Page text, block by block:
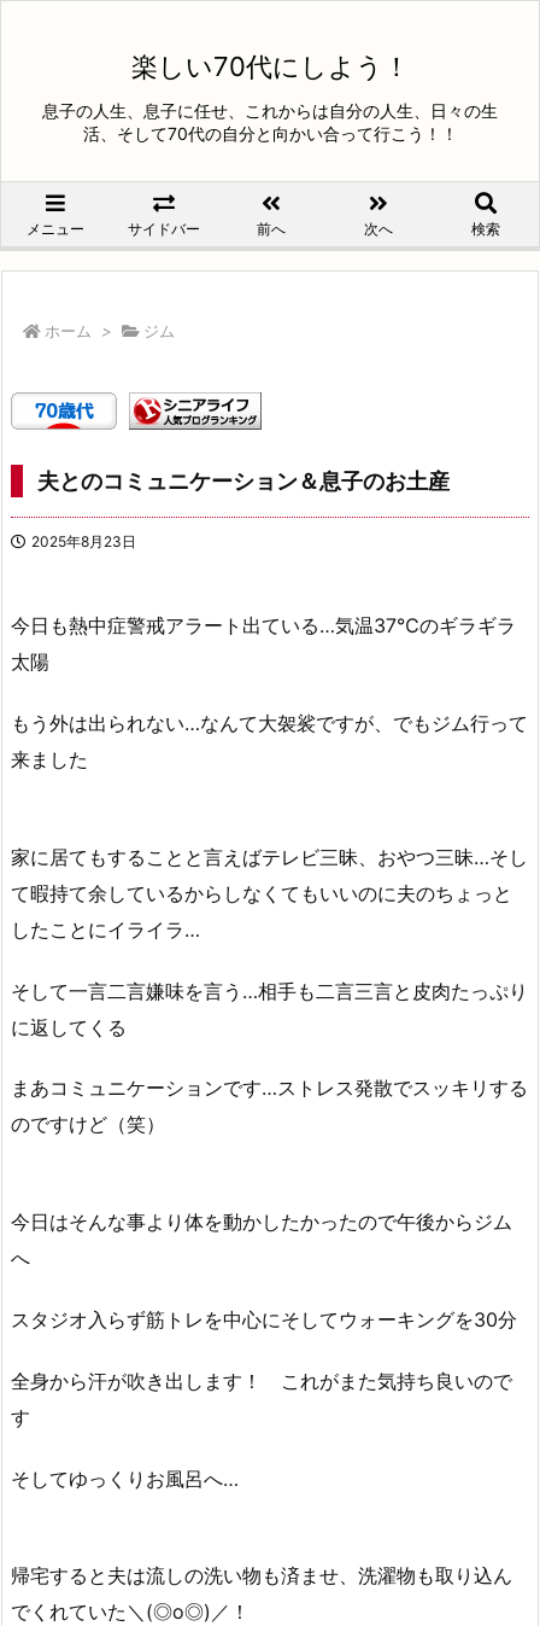
楽しい70代にしよう！
息子の人生、息子に任せ、これからは自分の人生、日々の生
活、そして70代の自分と向かい合って行こう！！
メニュー サイドバー 前へ 次へ 検索
ホーム > ジム
夫とのコミュニケーション＆息子のお土産
2025年8月23日
今日も熱中症警戒アラート出ている…気温37℃のギラギラ
太陽
もう外は出られない…なんて大袈裟ですが、でもジム行って
来ました
家に居てもすることと言えばテレビ三昧、おやつ三昧…そし
て暇持て余しているからしなくてもいいのに夫のちょっと
したことにイライラ…
そして一言二言嫌味を言う…相手も二言三言と皮肉たっぷり
に返してくる
まあコミュニケーションです…ストレス発散でスッキリする
のですけど（笑）
今日はそんな事より体を動かしたかったので午後からジム
へ
スタジオ入らず筋トレを中心にそしてウォーキングを30分
全身から汗が吹き出します！ これがまた気持ち良いので
す
そしてゆっくりお風呂へ…
帰宅すると夫は流しの洗い物も済ませ、洗濯物も取り込ん
でくれていた＼(◎o◎)／！